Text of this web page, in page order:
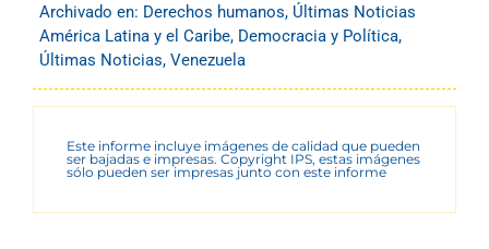
Archivado en: Derechos humanos, Últimas Noticias
América Latina y el Caribe, Democracia y Política,
Últimas Noticias, Venezuela
Este informe incluye imágenes de calidad que pueden
ser bajadas e impresas. Copyright IPS, estas imágenes
sólo pueden ser impresas junto con este informe